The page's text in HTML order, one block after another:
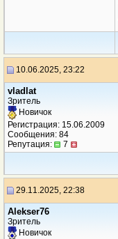
10.06.2025, 23:22
vladlat
Зритель
Новичок
Регистрация: 15.06.2009
Сообщения: 84
Репутация:
7
29.11.2025, 22:38
Alekser76
Зритель
Новичок